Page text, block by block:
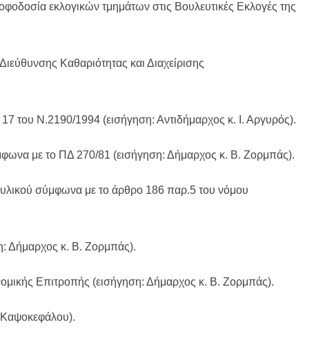
εκλογικών τμημάτων στις Βουλευτικές Εκλογές της
Καθαριότητας και Διαχείρισης
του Ν.2190/1994 (εισήγηση: Αντιδήμαρχος κ. Ι. Αργυρός).
με το ΠΔ 270/81 (εισήγηση: Δήμαρχος κ. Β. Ζορμπάς).
υλικού σύμφωνα με το άρθρο 186 παρ.5 του νόμου
Δήμαρχος κ. Β. Ζορμπάς).
Επιτροπής (εισήγηση: Δήμαρχος κ. Β. Ζορμπάς).